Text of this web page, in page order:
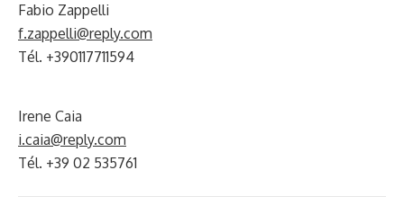
Fabio Zappelli
f.zappelli@reply.com
Tél. +390117711594
Irene Caia
i.caia@reply.com
Tél. +39 02 535761